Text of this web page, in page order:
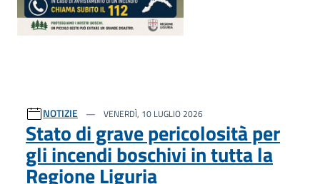
NOTIZIE VENERDÌ, 10 LUGLIO 2026
Stato di grave pericolosità per
gli incendi boschivi in tutta la
Regione Liguria